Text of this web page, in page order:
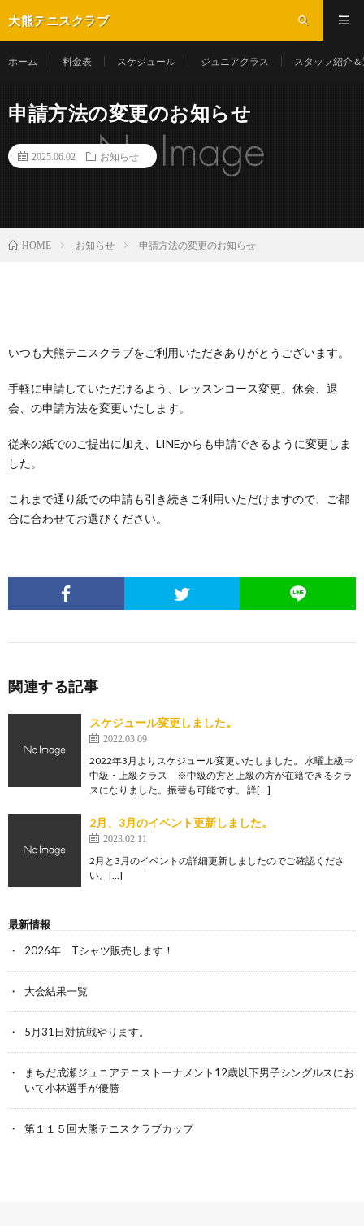
大熊テニスクラブ
ホーム 料金表 スケジュール ジュニアクラス スタッフ紹介
申請方法の変更のお知らせ
2025.06.02 お知らせ
HOME お知らせ 申請方法の変更のお知らせ
いつも大熊テニスクラブをご利用いただきありがとうございます。
手軽に申請していただけるよう、レッスンコース変更、休会、退
会、の申請方法を変更いたします。
従来の紙でのご提出に加え、LINEからも申請できるように変更しま
した。
これまで通り紙での申請も引き続きご利用いただけますので、ご都
合に合わせてお選びください。
関連する記事
スケジュール変更しました。
2022.03.09
2022年3月よりスケジュール変更いたしました。 水曜上級⇒
中級・上級クラス ※中級の方と上級の方が在籍できるクラ
スになりました。振替も可能です。 詳[…]
2月、3月のイベント更新しました。
2023.02.11
2月と3月のイベントの詳細更新しましたのでご確認くださ
い。[…]
最新情報
2026年 Tシャツ販売します！
大会結果一覧
5月31日対抗戦やります。
まちだ成瀬ジュニアテニストーナメント12歳以下男子シングルスにお
いて小林選手が優勝
第１１５回大熊テニスクラブカップ